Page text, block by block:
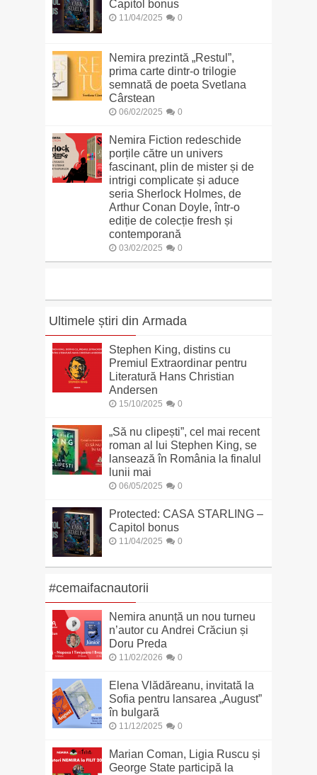
Capitol bonus
11/04/2025 0
Nemira prezintă „Restul”,
prima carte dintr-o trilogie
semnată de poeta Svetlana
Cârstean
06/02/2025 0
Nemira Fiction redeschide
porțile către un univers
fascinant, plin de mister și de
intrigi complicate și aduce
seria Sherlock Holmes, de
Arthur Conan Doyle, într-o
ediție de colecție fresh și
contemporană
03/02/2025 0
Ultimele știri din Armada
Stephen King, distins cu
Premiul Extraordinar pentru
Literatură Hans Christian
Andersen
15/10/2025 0
„Să nu clipești”, cel mai recent
roman al lui Stephen King, se
lansează în România la finalul
lunii mai
06/05/2025 0
Protected: CASA STARLING –
Capitol bonus
11/04/2025 0
#cemaifacnautorii
Nemira anunță un nou turneu
n’autor cu Andrei Crăciun și
Doru Preda
11/02/2026 0
Elena Vlădăreanu, invitată la
Sofia pentru lansarea „August”
în bulgară
11/12/2025 0
Marian Coman, Ligia Ruscu și
George State participă la